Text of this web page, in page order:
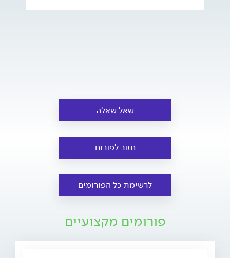
שאל שאלה
חזור לפורום
לרשימת כל הפורומים
פורומים מקצועיים